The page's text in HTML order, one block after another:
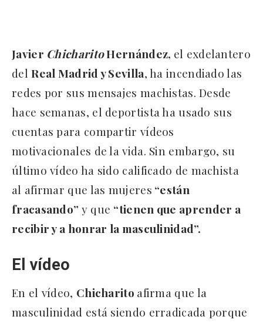
Javier ChicharitoHernández, el exdelantero
delReal Madrid y Sevilla, ha incendiado las
redes por sus mensajes machistas. Desde
hace semanas, el deportista ha usado sus
cuentas para compartir vídeos
motivacionales de la vida. Sin embargo, su
último vídeo ha sido calificado de machista
al afirmar que las mujeres “están
fracasando” y que “tienen que aprender a
recibir y a honrar la masculinidad”.
El vídeo
En el vídeo, Chicharito afirma que la
masculinidad está siendo erradicada porque